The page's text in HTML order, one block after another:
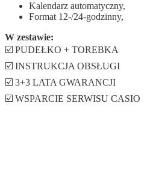
Kalendarz automatyczny,
Format 12-/24-godzinny,
W zestawie:
☑️ PUDEŁKO + TOREBKA
☑️ INSTRUKCJA OBSŁUGI
☑️ 3+3 LATA GWARANCJI
☑️ WSPARCIE SERWISU CASIO